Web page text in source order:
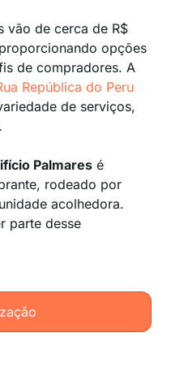
vão de cerca de R$
opções
de compradores. A
República do Peru
de serviços,
Palmares é
rodeado por
acolhedora.
parte desse